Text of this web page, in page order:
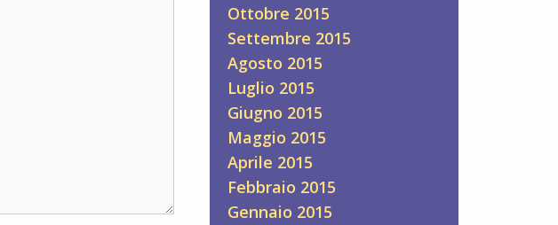
Ottobre 2015
Settembre 2015
Agosto 2015
Luglio 2015
Giugno 2015
Maggio 2015
Aprile 2015
Febbraio 2015
Gennaio 2015